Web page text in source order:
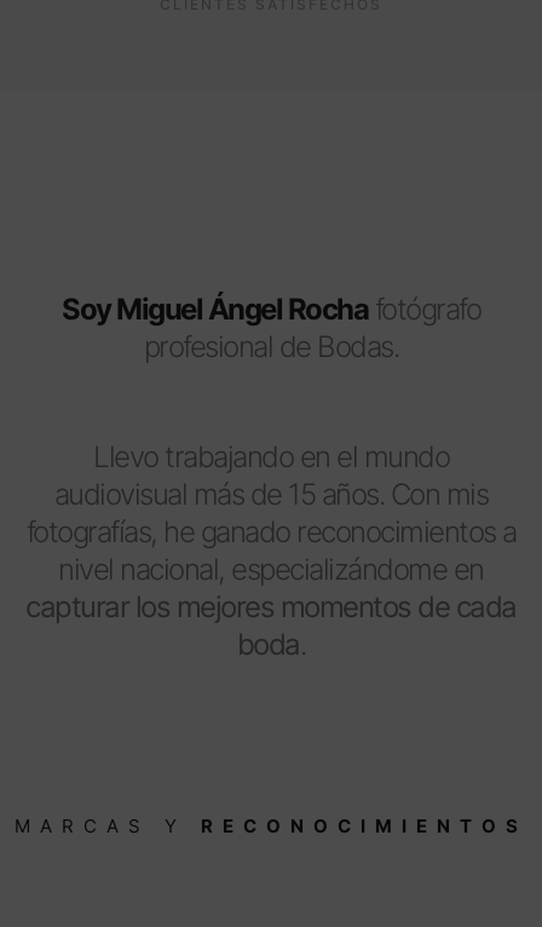
Soy Miguel Ángel Rochafotógrafo
profesional de Bodas.
Llevo trabajando en el mundo
audiovisual más de 15 años. Con mis
fotografías, he ganado reconocimientos a
nivel nacional, especializándome en
capturar los mejores momentos de cada
boda.
MARCAS Y RECONOCIMIENTOS